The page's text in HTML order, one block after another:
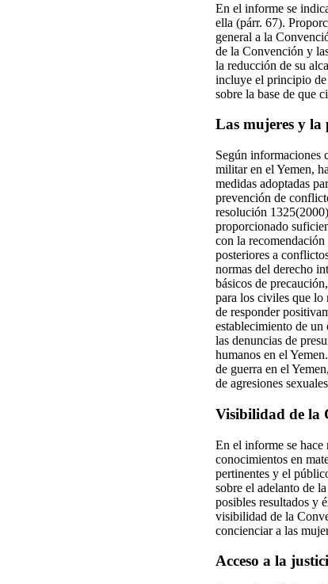
En el informe se
ella (párr. 67).
general a la
de la Convención y
la reducción de su
incluye el principio de
sobre la base de que
Las mujeres y la
Según informaciones
militar en el Yemen,
medidas adoptadas
prevención de
resolución
proporcionado
con la
posteriores a
normas del derecho
básicos de
para los civiles que
de responder
establecimiento de
las denuncias de
humanos en el
de guerra en el
de agresiones
Visibilidad de la
En el informe se hace
conocimientos en
pertinentes y el
sobre el adelanto de
posibles resultados y
visibilidad de la
concienciar a las
Acceso a la